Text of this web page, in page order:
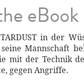
eBook
in der
Mannschaft
mit der Technik
gegen Angriffe.